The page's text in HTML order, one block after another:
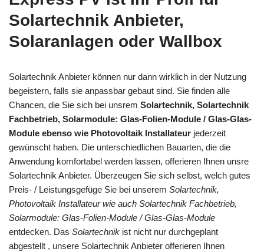
Solartechnik Anbieter,
Solaranlagen oder Wallbox
Solartechnik Anbieter können nur dann wirklich in der Nutzung
begeistern, falls sie anpassbar gebaut sind. Sie finden alle
Chancen, die Sie sich bei unsrem Solartechnik, Solartechnik
Fachbetrieb, Solarmodule: Glas-Folien-Module / Glas-Glas-
Module ebenso wie Photovoltaik Installateur jederzeit
gewünscht haben. Die unterschiedlichen Bauarten, die die
Anwendung komfortabel werden lassen, offerieren Ihnen unsre
Solartechnik Anbieter. Überzeugen Sie sich selbst, welch gutes
Preis- / Leistungsgefüge Sie bei unserem Solartechnik,
Photovoltaik Installateur wie auch Solartechnik Fachbetrieb,
Solarmodule: Glas-Folien-Module / Glas-Glas-Module
entdecken. Das Solartechnik ist nicht nur durchgeplant
abgestellt , unsere Solartechnik Anbieter offerieren Ihnen